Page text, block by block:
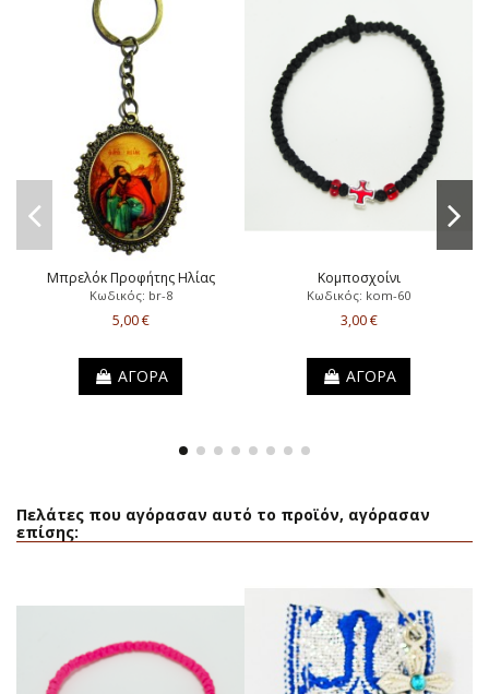
Μπρελόκ Προφήτης Ηλίας
Κωδικός: br-8
5,00 €
ΑΓΟΡΑ
Κομποσχοίνι
Κωδικός: kom-60
3,00 €
ΑΓΟΡΑ
Πελάτες που αγόρασαν αυτό το προϊόν, αγόρασαν
επίσης: